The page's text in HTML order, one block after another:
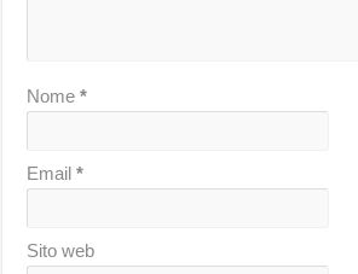
Nome*
Email*
Sito web